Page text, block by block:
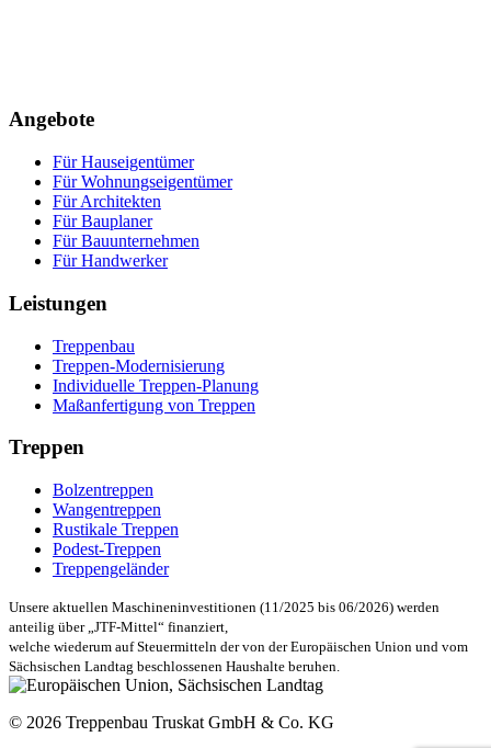
Angebote
Für Hauseigentümer
Für Wohnungseigentümer
Für Architekten
Für Bauplaner
Für Bauunternehmen
Für Handwerker
Leistungen
Treppenbau
Treppen-Modernisierung
Individuelle Treppen-Planung
Maßanfertigung von Treppen
Treppen
Bolzentreppen
Wangentreppen
Rustikale Treppen
Podest-Treppen
Treppengeländer
Unsere aktuellen Maschineninvestitionen (11/2025 bis 06/2026) werden
anteilig über „JTF-Mittel“ finanziert,
welche wiederum auf Steuermitteln der von der Europäischen Union und vom
Sächsischen Landtag beschlossenen Haushalte beruhen.
© 2026 Treppenbau Truskat GmbH & Co. KG